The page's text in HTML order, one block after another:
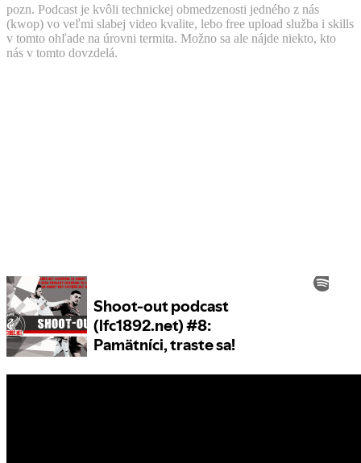
pozn. Podcast je kvôli technickej obmedzenosti jedného z nás
(kwop) vo veľmi slabej video kvalite, lebo free upload služba i skills
v tomto ohľade na úrovni termita. Možno sa ale nájde niekto, kto
nás v tomto dovzdelá.